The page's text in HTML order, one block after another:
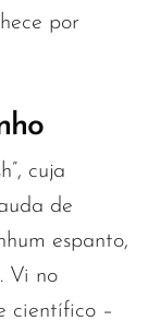
por
cuja
de
espanto,
Vi no
científico –